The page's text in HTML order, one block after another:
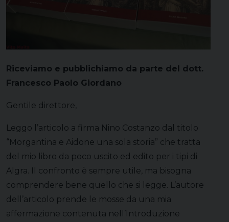
Riceviamo e pubblichiamo da parte del dott.
Francesco Paolo Giordano
Gentile direttore,
Leggo l’articolo a firma Nino Costanzo dal titolo
“Morgantina e Aidone una sola storia” che tratta
del mio libro da poco uscito ed edito per i tipi di
Algra. Il confronto è sempre utile, ma bisogna
comprendere bene quello che si legge. L’autore
dell’articolo prende le mosse da una mia
affermazione contenuta nell’Introduzione